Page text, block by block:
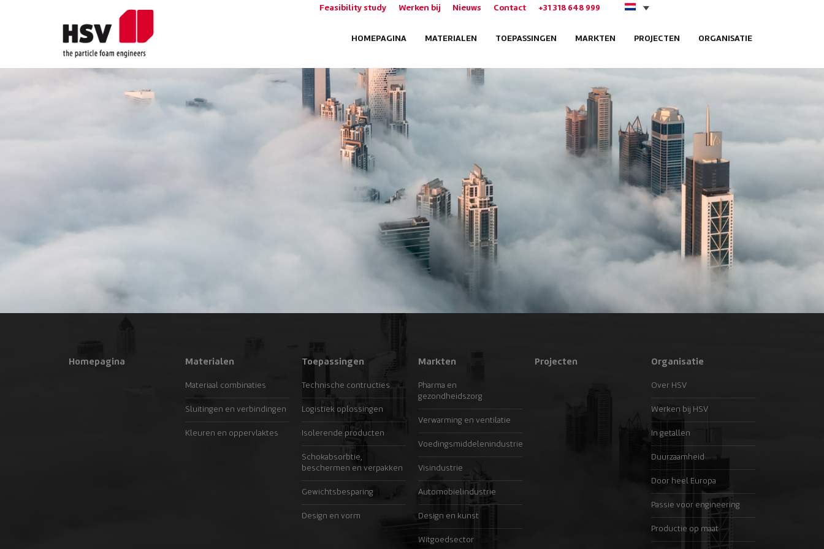
Feasibility study Werken bij Nieuws Contact +31 318 648 999
HOMEPAGINA MATERIALEN TOEPASSINGEN MARKTEN PROJECTEN ORGANISATIE
Homepagina Materialen
Materiaal combinaties
Sluitingen en verbindingen
Kleuren en oppervlaktes
Toepassingen
Technische contructies
Logistiek oplossingen
Isolerende producten
Schokabsorbtie,
beschermen en verpakken
Gewichtsbesparing
Design en vorm
Markten
Pharma en
gezondheidszorg
Verwarming en ventilatie
Voedingsmiddelenindustrie
Visindustrie
Automobielindustrie
Design en kunst
Witgoedsector
Projecten Organisatie
Over HSV
Werken bij HSV
In getallen
Duurzaamheid
Door heel Europa
Passie voor engineering
Productie op maat